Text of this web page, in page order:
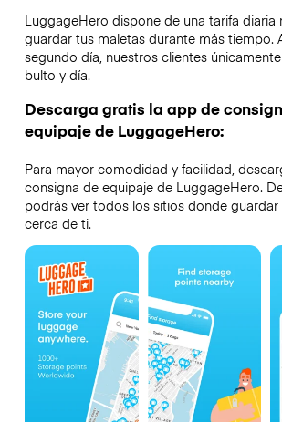
LuggageHero dispone de una tarifa diaria
guardar tus maletas durante más tiempo.
segundo día, nuestros clientes
bulto y día.
Descarga gratis la app de
equipaje de LuggageHero:
Para mayor comodidad y facilidad,
consigna de equipaje de LuggageHero.
podrás ver todos los sitios donde guardar
cerca de ti.